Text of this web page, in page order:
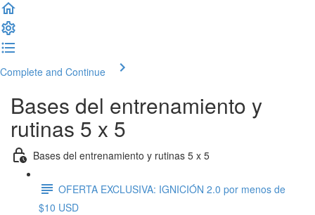
Complete and Continue
Bases del entrenamiento y
rutinas 5 x 5
Bases del entrenamiento y rutinas 5 x 5
OFERTA EXCLUSIVA: IGNICIÓN 2.0 por menos de
$10 USD